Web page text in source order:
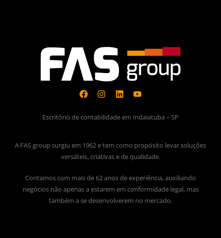
Escritório de contabilidade em Indaiatuba – SP
A FAS group surgiu em 1962 e tem como propósito levar soluções
versáteis, criativas e de qualidade.
Contamos com mais de 62 anos de experiência, auxiliando
negócios não apenas a estarem em conformidade legal, mas
também a se desenvolverem no mercado.